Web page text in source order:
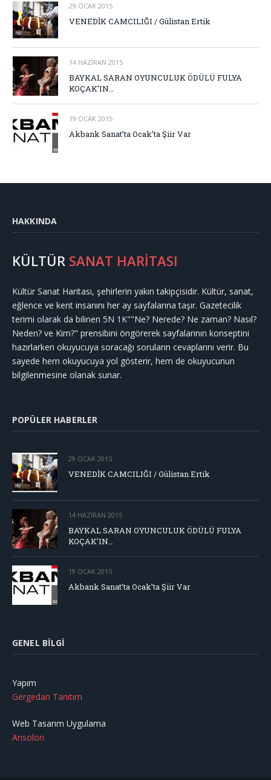
29 OCAK 2015
VENEDİK CAMCILIĞI / Gülistan Ertik
14 HAZIRAN 2015
BAYKAL SARAN OYUNCULUK ÖDÜLÜ FULYA
KOÇAK’IN…
19 OCAK 2015
Akbank Sanat’ta Ocak’ta Şiir Var
HAKKINDA
KÜLTÜR SANAT HARİTASI
Kültür Sanat Haritası, şehirlerin yakın takipçisidir. Kültür, sanat,
eğlence ve kent insanını her ay sayfalarına taşır. Gazetecilik
terimi olarak da bilinen 5N 1K""Ne? Nerede? Ne zaman? Nasıl?
Neden? ve Kim?" prensibini öngörerek sayfalarının konseptini
hazırlarken okuyucuya soracağı soruların cevaplarını verir. Bu
sayede hem okuyucuya yol gösterir, hem de okuyucunun
bilgilenmesine olanak sunar.
POPÜLER HABERLER
29 OCAK 2015
VENEDİK CAMCILIĞI / Gülistan Ertik
14 HAZIRAN 2015
BAYKAL SARAN OYUNCULUK ÖDÜLÜ FULYA
KOÇAK’IN…
19 OCAK 2015
Akbank Sanat’ta Ocak’ta Şiir Var
GENEL BILGI
Yapım
Gergedan Tanıtım
Web Tasarım Uygulama
Ansolon